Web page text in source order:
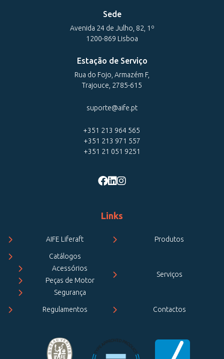
Sede
Avenida 24 de Julho, 82, 1º
1200-869 Lisboa
Estação de Serviço
Rua do Fojo, Armazém F,
Trajouce, 2785-615
suporte@aife.pt
+351 213 964 565
+351 213 971 557
+351 21 051 9251
Links
AIFE Liferaft Produtos
Catálogos
Acessórios
Peças de Motor
Segurança
Serviços
Regulamentos Contactos